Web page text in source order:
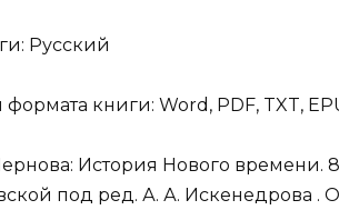
Русский
книги: Word, PDF, TXT,
История Нового времени.
под ред. А. А. Искенедрова .